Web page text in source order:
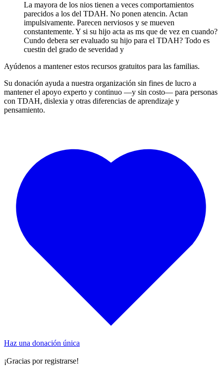
La mayora de los nios tienen a veces comportamientos
parecidos a los del TDAH. No ponen atencin. Actan
impulsivamente. Parecen nerviosos y se mueven
constantemente. Y si su hijo acta as ms que de vez en cuando?
Cundo debera ser evaluado su hijo para el TDAH? Todo es
cuestin del grado de severidad y
Ayúdenos a mantener estos recursos gratuitos para las familias.
Su donación ayuda a nuestra organización sin fines de lucro a
mantener el apoyo experto y continuo —y sin costo— para personas
con TDAH, dislexia y otras diferencias de aprendizaje y
pensamiento.
Haz una donación única
¡Gracias por registrarse!